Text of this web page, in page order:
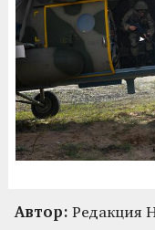
Автор: Редакция